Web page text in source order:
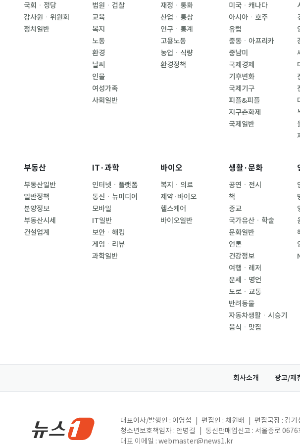
국회ㆍ정당
감사원ㆍ위원회
정치일반
법원ㆍ검찰
교육
복지
노동
환경
날씨
인물
여성가족
사회일반
재정ㆍ통화
산업ㆍ통상
인구ㆍ통계
고용노동
농업ㆍ식량
환경정책
미국ㆍ캐나다
아시아ㆍ호주
유럽
중동ㆍ아프리카
중남미
국제경제
기후변화
국제기구
피플&피플
지구촌화제
국제일반
부동산
부동산일반
일반정책
분양정보
부동산시세
건설업계
IT·과학
인터넷ㆍ플랫폼
통신ㆍ뉴미디어
모바일
IT일반
보안ㆍ해킹
게임ㆍ리뷰
과학일반
바이오
복지ㆍ의료
제약·바이오
헬스케어
바이오일반
생활·문화
공연ㆍ전시
책
종교
국가유산ㆍ학술
문화일반
언론
건강정보
여행ㆍ레저
운세ㆍ명언
도로ㆍ교통
반려동물
자동차생활ㆍ시승기
음식ㆍ맛집
회사소개 광고/제
대표이사/발행인 : 이영섭 편집인 : 채원배 편집국장 : 김기
청소년보호책임자 : 안병길
통신판매업신고 : 서울종로 0676
대표 이메일 : webmaster@news1.kr